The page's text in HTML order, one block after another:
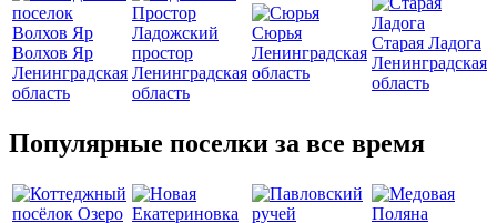
Волхов Яр
Ленинградская
область
Ладожский
простор
Ленинградская
область
Сюрья
Ленинградская
область
Старая Ладога
Ленинградская
область
Популярные поселки за все время